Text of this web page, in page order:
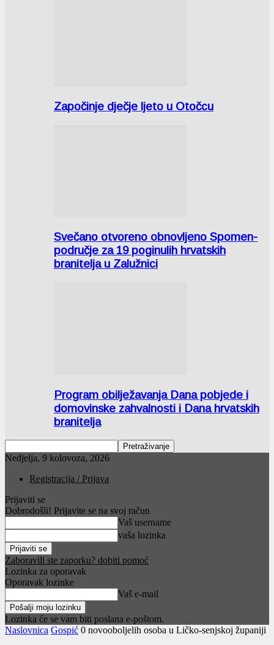
Započinje dječje ljeto u Otočcu
Svečano otvoreno obnovljeno Spomen-
područje za 19 poginulih hrvatskih
branitelja u Zalužnici
Program obilježavanja Dana pobjede i
domovinske zahvalnosti i Dana hrvatskih
branitelja
Nedjelja, 9 kolovoza, 2026
Registracija / Prijava
Prijaviti se
Dobrodošli! Prijavite se na svoj račun
Vaš username
vaša lozinka
Zaboravili ste zaporku? dobiti pomoć
Lozinka za oporavak
Oporavak lozinke
Vaš e-mail
Lozinka će se vam biti poslana e-poštom.
Naslovnica Gospić 0 novooboljelih osoba u Ličko-senjskoj županiji